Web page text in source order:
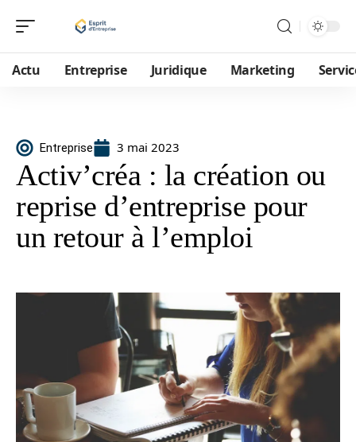
Actu Entreprise Juridique Marketing
Entreprise 3 mai 2023
Activ’créa : la création ou
reprise d’entreprise pour
un retour à l’emploi